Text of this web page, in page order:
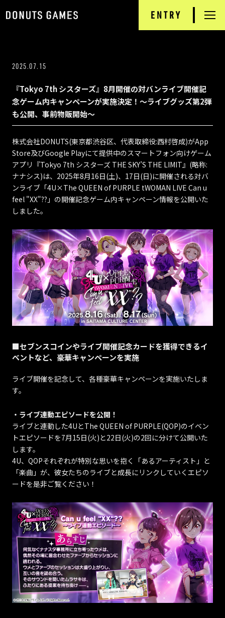
ENTRY
RECRUIT
DONUTS GAMES
PRODUCTS
INTERVIEW
JOB INFORMATION
COMPANY
2025.07.15
『Tokyo 7th シスターズ』8月開催の対バンライブ開催記
念ゲーム内キャンペーンが実施決定！～ライブグッズ第2弾
も公開、事前物販開始～
株式会社DONUTS(東京都渋谷区、代表取締役:西村啓成)がApp
Store及びGoogle Playにて提供中のスマートフォン向けゲーム
アプリ『Tokyo 7th シスターズ THE SKY’S THE LIMIT』(略称:
ナナシス)は、2025年8月16日(土)、17日(日)に開催される対バ
ンライブ「4U×The QUEEN of PURPLE tWOMAN LIVE Can u
feel "XX"??」の開催記念ゲーム内キャンペーン情報を公開いた
しました。
■セブンスコインやライブ開催記念カードを獲得できるイ
ベントなど、豪華キャンペーンを実施
ライブ開催を記念して、各種豪華キャンペーンを実施いたしま
す。
・ライブ連動エピソードを公開！
ライブと連動した4UとThe QUEEN of PURPLE(QOP)のイベン
トエピソードを7月15日(火)と22日(火)の2回に分けて公開いた
します。
4U、QOPそれぞれが特別な思いを抱く「あるアーティスト」と
「楽曲」が、彼女たちのライブと成長にリンクしていくエピソ
ードを是非ご覧ください！